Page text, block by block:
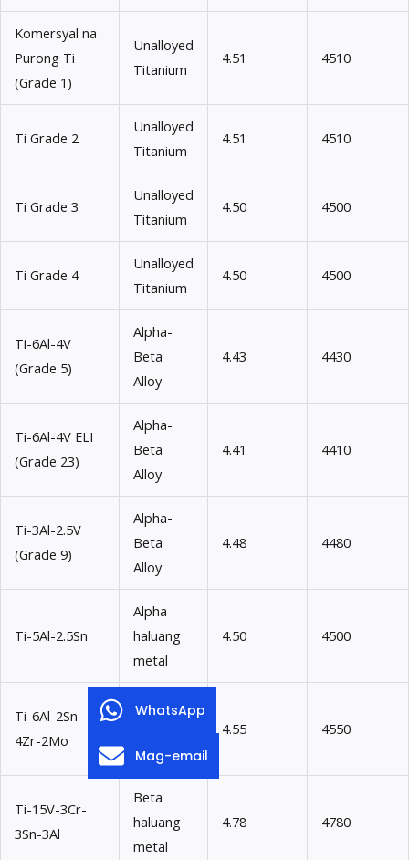
Komersyal na
Purong Ti
(Grade 1)
Unalloyed
Titanium
4.51 4510
Ti Grade 2
Unalloyed
Titanium
4.51 4510
Ti Grade 3
Unalloyed
Titanium
4.50 4500
Ti Grade 4
Unalloyed
Titanium
4.50 4500
Ti-6Al-4V
(Grade 5)
Alpha-
Beta
Alloy
4.43 4430
Ti-6Al-4V ELI
(Grade 23)
Alpha-
Beta
Alloy
4.41 4410
Ti-3Al-2.5V
(Grade 9)
Alpha-
Beta
Alloy
4.48 4480
Ti-5Al-2.5Sn
Alpha
haluang
metal
4.50 4500
Ti-6Al-2Sn-
4Zr-2Mo
Alpha-
Alloy
4.55 4550
Ti-15V-3Cr-
3Sn-3Al
Beta
haluang
metal
4.78 4780
WhatsApp
Mag-email